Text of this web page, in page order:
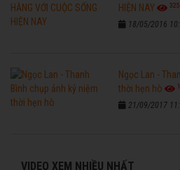
HIỆN NAY
18/05/2016
Ngọc Lan -
thời hẹn hò
21/09/2017
VIDEO XEM NHIỀU NHẤT